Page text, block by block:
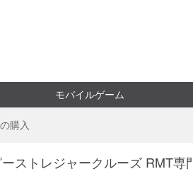
モバイルゲーム
購入
ストレジャークルーズ RMT